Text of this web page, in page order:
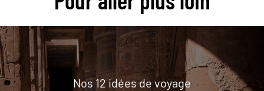
Nos 12 idées de voyage